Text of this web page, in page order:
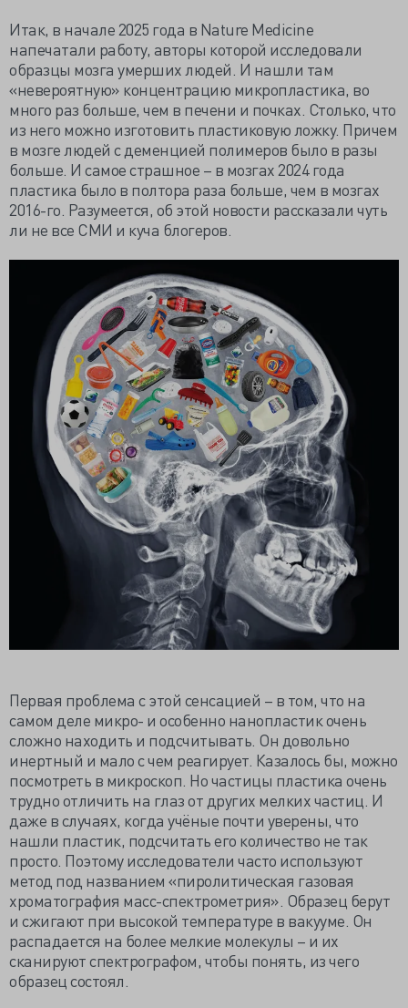
Итак, в начале 2025 года в Nature Medicine
напечатали работу, авторы которой исследовали
образцы мозга умерших людей. И нашли там
«невероятную» концентрацию микропластика, во
много раз больше, чем в печени и почках. Столько, что
из него можно изготовить пластиковую ложку. Причем
в мозге людей с деменцией полимеров было в разы
больше. И самое страшное – в мозгах 2024 года
пластика было в полтора раза больше, чем в мозгах
2016-го. Разумеется, об этой новости рассказали чуть
ли не все СМИ и куча блогеров.
Первая проблема с этой сенсацией – в том, что на
самом деле микро- и особенно нанопластик очень
сложно находить и подсчитывать. Он довольно
инертный и мало с чем реагирует. Казалось бы, можно
посмотреть в микроскоп. Но частицы пластика очень
трудно отличить на глаз от других мелких частиц. И
даже в случаях, когда учёные почти уверены, что
нашли пластик, подсчитать его количество не так
просто. Поэтому исследователи часто используют
метод под названием «пиролитическая газовая
хроматография масс-спектрометрия». Образец берут
и сжигают при высокой температуре в вакууме. Он
распадается на более мелкие молекулы – и их
сканируют спектрографом, чтобы понять, из чего
образец состоял.